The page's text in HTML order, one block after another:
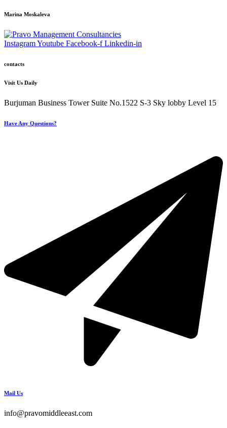
Marina Moskaleva
InstagramYoutube Facebook-f Linkedin-in
contacts
Visit Us Daily
Burjuman Business Tower Suite No.1522 S-3 Sky lobby Level 15
Have Any Questions?
Mail Us
info@pravomiddleeast.com